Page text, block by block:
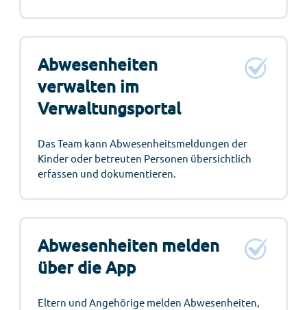
Abwesenheiten
verwalten im
Verwaltungsportal
Das Team kann Abwesenheitsmeldungen der
Kinder oder betreuten Personen übersichtlich
erfassen und dokumentieren.
Abwesenheiten melden
über die App
Eltern und Angehörige melden Abwesenheiten,